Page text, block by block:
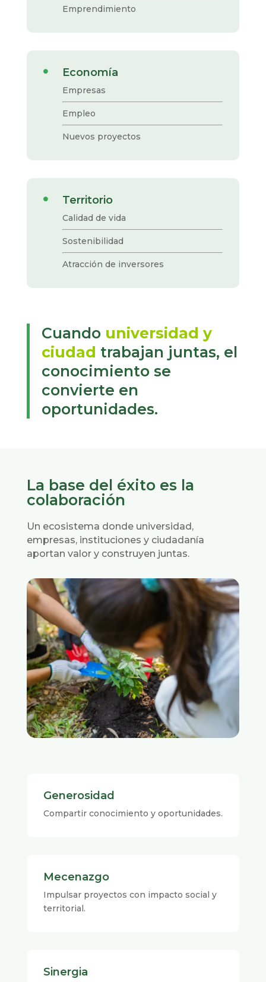
Emprendimiento
 Economía
Empresas
Empleo
Nuevos proyectos
 Territorio
Calidad de vida
Sostenibilidad
Atracción de inversores
Cuando universidad y
ciudad trabajan juntas, el
conocimiento se
convierte en
oportunidades.
La base del éxito es la
colaboración
Un ecosistema donde universidad,
empresas, instituciones y ciudadanía
aportan valor y construyen juntas.
Generosidad
Compartir conocimiento y oportunidades.
Mecenazgo
Impulsar proyectos con impacto social y
territorial.
Sinergia